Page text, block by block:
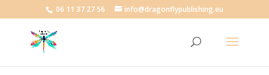
06 11 37 27 56 info@dragonflypublishing.eu